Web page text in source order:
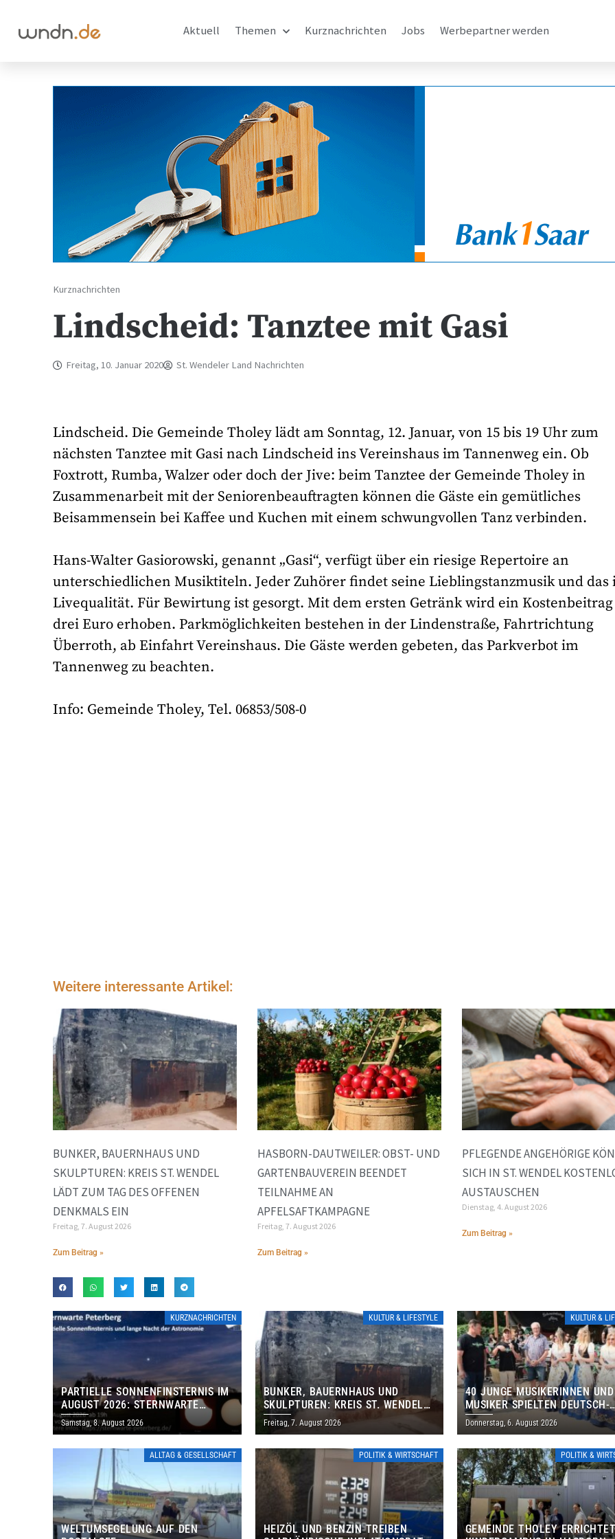
Aktuell Themen Kurznachrichten Jobs Werbepartner werden
Kurznachrichten
Lindscheid: Tanztee mit Gasi
Freitag, 10. Januar 2020 St. Wendeler Land Nachrichten
Lindscheid. Die Gemeinde Tholey lädt am Sonntag, 12. Januar, von 15 bis 19 Uhr zum
nächsten Tanztee mit Gasi nach Lindscheid ins Vereinshaus im Tannenweg ein. Ob
Foxtrott, Rumba, Walzer oder doch der Jive: beim Tanztee der Gemeinde Tholey in
Zusammenarbeit mit der Seniorenbeauftragten können die Gäste ein gemütliches
Beisammensein bei Kaffee und Kuchen mit einem schwungvollen Tanz verbinden.
Hans-Walter Gasiorowski, genannt „Gasi“, verfügt über ein riesige Repertoire an
unterschiedlichen Musiktiteln. Jeder Zuhörer findet seine Lieblingstanzmusik und das
Livequalität. Für Bewirtung ist gesorgt. Mit dem ersten Getränk wird ein
drei Euro erhoben. Parkmöglichkeiten bestehen in der Lindenstraße, Fahrtrichtung
Überroth, ab Einfahrt Vereinshaus. Die Gäste werden gebeten, das Parkverbot im
Tannenweg zu beachten.
Info: Gemeinde Tholey, Tel. 06853/508-0
Weitere interessante Artikel:
BUNKER, BAUERNHAUS UND
SKULPTUREN: KREIS ST. WENDEL
LÄDT ZUM TAG DES OFFENEN
DENKMALS EIN
Freitag, 7. August 2026
Zum Beitrag »
HASBORN-DAUTWEILER: OBST- UND
GARTENBAUVEREIN BEENDET
TEILNAHME AN
APFELSAFTKAMPAGNE
Freitag, 7. August 2026
Zum Beitrag »
PFLEGENDE ANGEHÖRIGE
SICH IN ST. WENDEL
AUSTAUSCHEN
Dienstag, 4. August 2026
Zum Beitrag »
KURZNACHRICHTEN
PARTIELLE SONNENFINSTERNIS IM
AUGUST 2026: STERNWARTE
PETERBERG ÖFFNET KOSTENLOS
IHRE TORE
Samstag, 8. August 2026
KULTUR & LIFESTYLE
BUNKER, BAUERNHAUS UND
SKULPTUREN: KREIS ST. WENDEL
LÄDT ZUM TAG DES OFFENEN
DENKMALS EIN
Freitag, 7. August 2026
KULTUR &
40 JUNGE MUSIKERINNEN UND
MUSIKER SPIELTEN DEUTSCH-
BRASILIANISCHES
THOLEY
Donnerstag, 6. August 2026
ALLTAG & GESELLSCHAFT
WELTUMSEGELUNG AUF DEN
POLITIK & WIRTSCHAFT
HEIZÖL UND BENZIN TREIBEN
POLITIK &
GEMEINDE THOLEY